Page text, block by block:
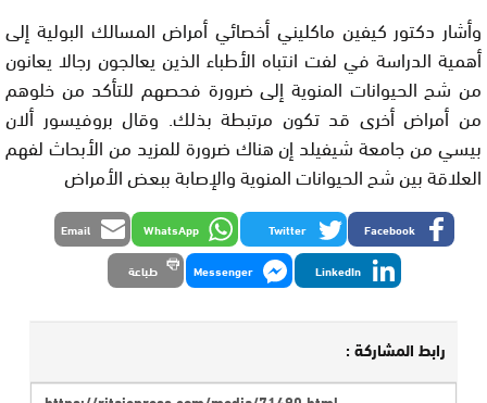
وأشار دكتور كيفين ماكليني أخصائي أمراض المسالك البولية إلى
أهمية الدراسة في لفت انتباه الأطباء الذين يعالجون رجالا يعانون
من شح الحيوانات المنوية إلى ضرورة فحصهم للتأكد من خلوهم
من أمراض أخرى قد تكون مرتبطة بذلك. وقال بروفيسور ألان
بيسي من جامعة شيفيلد إن هناك ضرورة للمزيد من الأبحاث لفهم
العلاقة بين شح الحيوانات المنوية والإصابة ببعض الأمراض
Facebook
Twitter
WhatsApp
Email
LinkedIn
Messenger طباعة
رابط المشاركة :